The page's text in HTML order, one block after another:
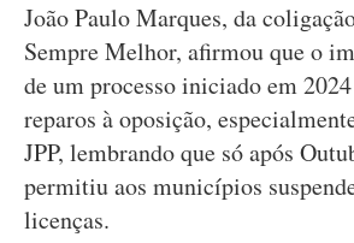
João Paulo Marques, da
Sempre Melhor, afirmou que o
de um processo iniciado em
reparos à oposição,
JPP, lembrando que só após
permitiu aos municípios
licenças.